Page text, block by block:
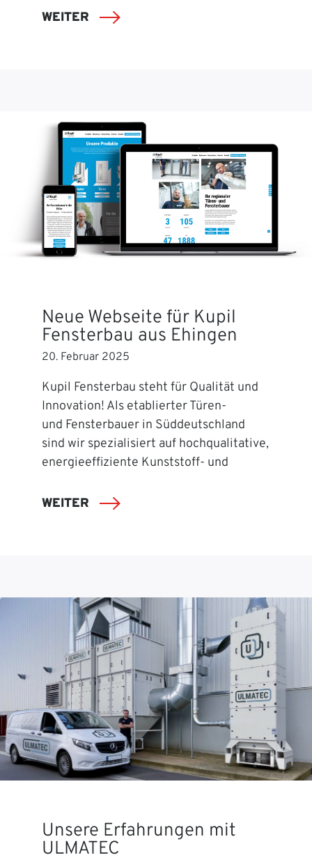
WEITER
Neue Webseite für Kupil
Fensterbau aus Ehingen
20. Februar 2025
Kupil Fensterbau steht für Qualität und
Innovation! Als etablierter Türen-
und Fensterbauer in Süddeutschland
sind wir spezialisiert auf hochqualitative,
energieeffiziente Kunststoff- und
WEITER
Unsere Erfahrungen mit
ULMATEC